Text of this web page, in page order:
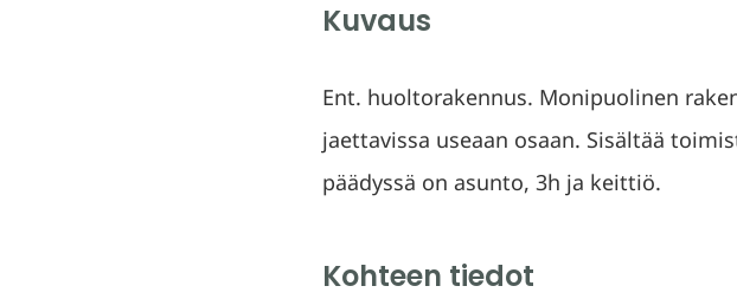
Kuvaus
Ent. huoltorakennus. Monipuolinen
jaettavissa useaan osaan. Sisältää
päädyssä on asunto, 3h ja keittiö.
Kohteen tiedot